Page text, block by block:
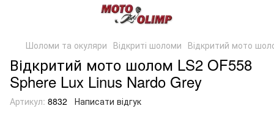
Шоломи та окуляри Відкриті шоломи Відкритий мото
Відкритий мото шолом LS2 OF558
Sphere Lux Linus Nardo Grey
Артикул: 8832 Написати відгук